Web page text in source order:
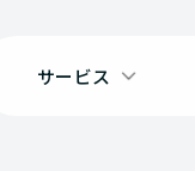
サービス